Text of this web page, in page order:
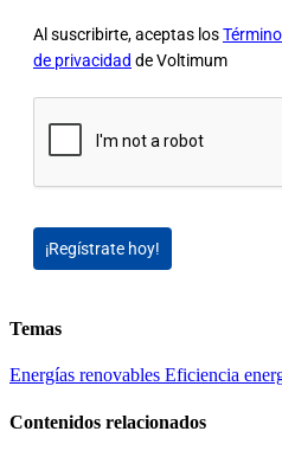
Al suscribirte, aceptas los
de privacidad de Voltimum
¡Regístrate hoy!
Temas
Energías renovables Eficiencia
Contenidos relacionados